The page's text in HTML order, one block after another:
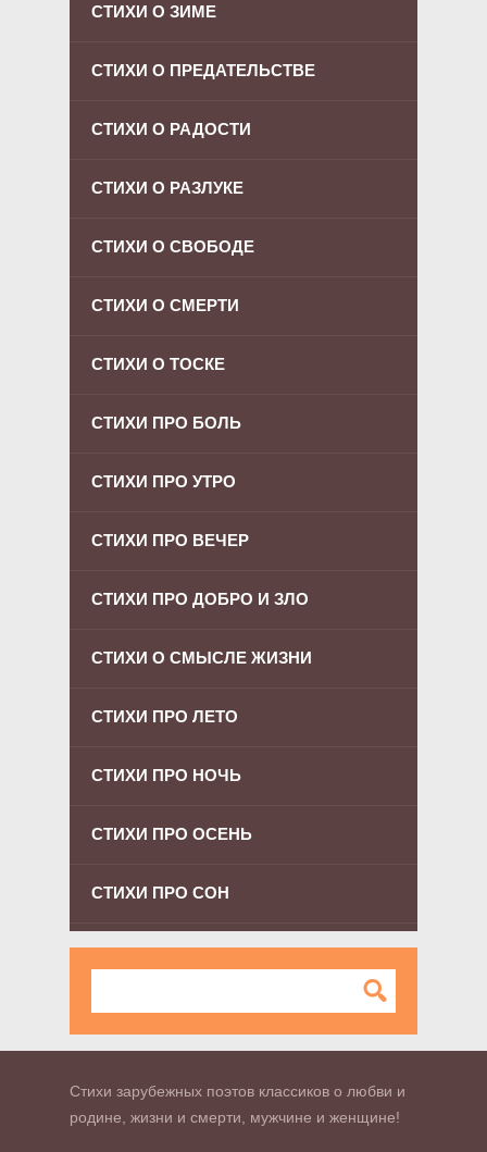
СТИХИ О ЗИМЕ
СТИХИ О ПРЕДАТЕЛЬСТВЕ
СТИХИ О РАДОСТИ
СТИХИ О РАЗЛУКЕ
СТИХИ О СВОБОДЕ
СТИХИ О СМЕРТИ
СТИХИ О ТОСКЕ
СТИХИ ПРО БОЛЬ
СТИХИ ПРО УТРО
СТИХИ ПРО ВЕЧЕР
СТИХИ ПРО ДОБРО И ЗЛО
СТИХИ О СМЫСЛЕ ЖИЗНИ
СТИХИ ПРО ЛЕТО
СТИХИ ПРО НОЧЬ
СТИХИ ПРО ОСЕНЬ
СТИХИ ПРО СОН
Стихи зарубежных поэтов классиков о любви и
родине, жизни и смерти, мужчине и женщине!